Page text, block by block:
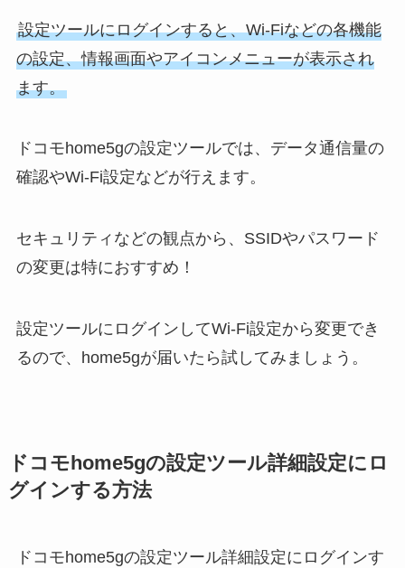
設定ツールにログインすると、Wi-Fiなどの各機能
の設定、情報画面やアイコンメニューが表示され
ます。
ドコモhome5gの設定ツールでは、データ通信量の
確認やWi-Fi設定などが行えます。
セキュリティなどの観点から、SSIDやパスワード
の変更は特におすすめ！
設定ツールにログインしてWi-Fi設定から変更でき
るので、home5gが届いたら試してみましょう。
ドコモhome5gの設定ツール詳細設定にロ
グインする方法
ドコモhome5gの設定ツール詳細設定にログインす